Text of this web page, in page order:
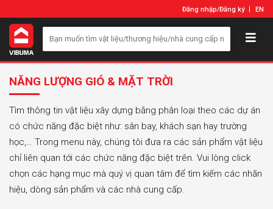
Đăng nhập/Đăng ký EN
NĂNG LƯỢNG GIÓ & MẶT TRỜI
Tìm thông tin vật liệu xây dựng bằng phân loại theo các dự án
có chức năng đặc biệt như: sân bay, khách sạn hay trường
học,… Trong menu này, chúng tôi đưa ra các sản phẩm vật liệu
chỉ liên quan tới các chức năng đặc biệt trên. Vui lòng click
chọn các hạng mục mà quý vị quan tâm để tìm kiếm các nhãn
hiệu, dòng sản phẩm và các nhà cung cấp.